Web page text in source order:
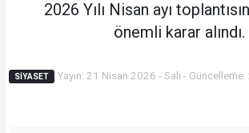
2026 Yılı Nisan ayı
önemli karar alındı.
SIYASET Yayın: 21 Nisan 2026 - Salı -